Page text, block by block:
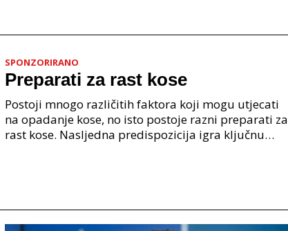
SPONZORIRANO
Preparati za rast kose
Postoji mnogo različitih faktora koji mogu utjecati
na opadanje kose, no isto postoje razni preparati za
rast kose. Nasljedna predispozicija igra ključnu